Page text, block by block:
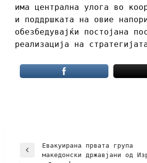
има централна улога во
и поддршката на овие
обезбедувајќи постојана
реализација на
Евакуирана првата група
македонски државјани од